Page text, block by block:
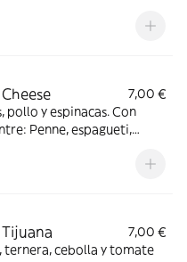
7,00 €
pollo y espinacas. Con
Penne, espagueti,
7,00 €
ternera, cebolla y tomate